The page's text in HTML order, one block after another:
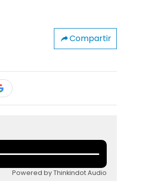
Compartir
Powered by Thinkindot Audio